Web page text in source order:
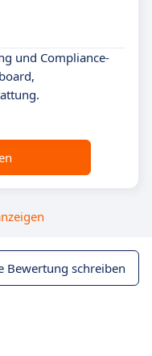
und Compliance-
Bewertung schreiben